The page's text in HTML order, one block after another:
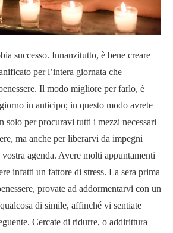
successo. Innanzitutto, è bene creare
per l’intera giornata che
Il modo migliore per farlo, è
in anticipo; in questo modo avrete
solo per procuravi tutti i mezzi necessari
ma anche per liberarvi da impegni
agenda. Avere molti appuntamenti
infatti un fattore di stress. La sera prima
provate ad addormentarvi con un
di simile, affinché vi sentiate
Cercate di ridurre, o addirittura